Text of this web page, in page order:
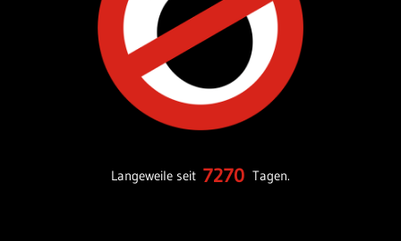
Langeweile seit 7270 Tagen.